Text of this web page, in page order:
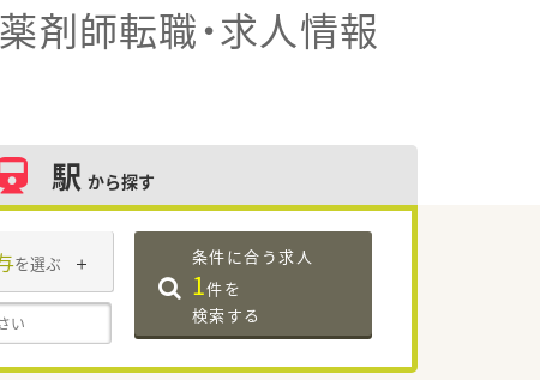
剤師転職・求人情報
駅 から探す
を選ぶ 条件に合う求人
1件を
検索する